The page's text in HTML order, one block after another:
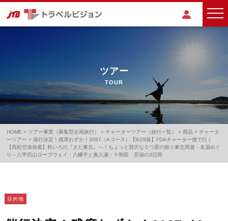
ツアー
TOUR
HOME > ツアー事業（募集型企画旅行） >チャーターツアー（旅行一覧） >商品 >チャータ
ーツアー >催行決定！残席わずか！3087（Aコース）【9/28発】FDAチャーター便で行く
【高松空港発着】秋いろの『きた東北』へ！ちょっと贅沢な５つ星の旅☆東北周遊・名湯めぐ
り～八甲田山ロープウェイ・八幡平と奥入瀬・十和田 至福の3日間
目的地